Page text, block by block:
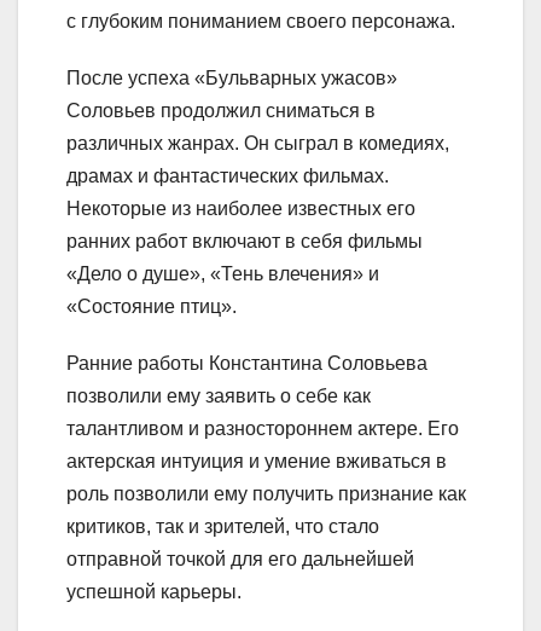
с глубоким пониманием своего персонажа.
После успеха «Бульварных ужасов»
Соловьев продолжил сниматься в
различных жанрах. Он сыграл в комедиях,
драмах и фантастических фильмах.
Некоторые из наиболее известных его
ранних работ включают в себя фильмы
«Дело о душе», «Тень влечения» и
«Состояние птиц».
Ранние работы Константина Соловьева
позволили ему заявить о себе как
талантливом и разностороннем актере. Его
актерская интуиция и умение вживаться в
роль позволили ему получить признание как
критиков, так и зрителей, что стало
отправной точкой для его дальнейшей
успешной карьеры.